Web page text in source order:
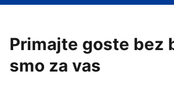
Primajte goste bez
smo za vas